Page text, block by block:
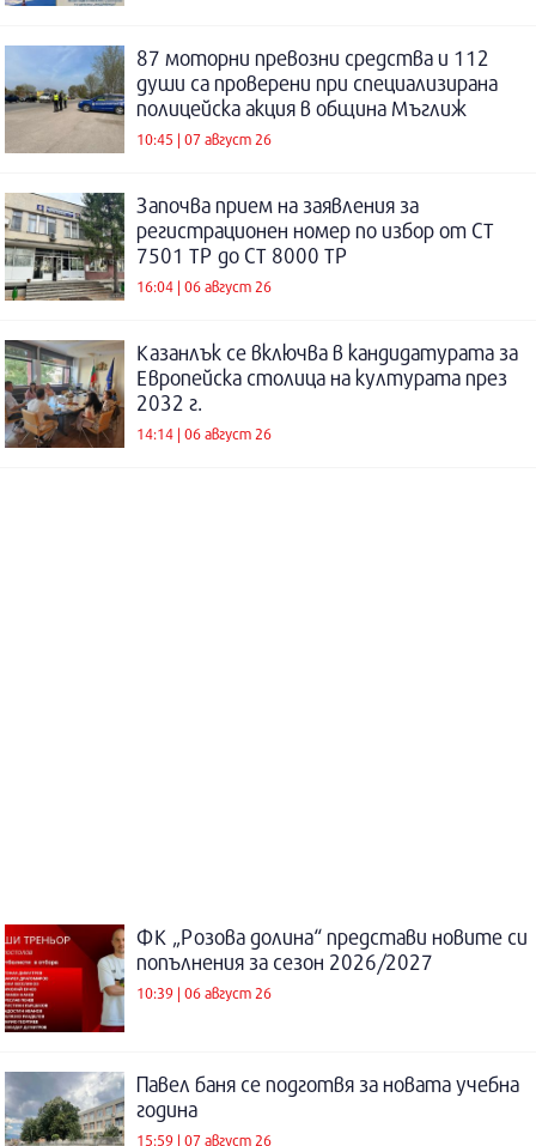
87 моторни превозни средства и 112
души са проверени при специализирана
полицейска акция в община Мъглиж
10:45 | 07 август 26
Започва прием на заявления за
регистрационен номер по избор от СТ
7501 ТР до СТ 8000 ТР
16:04 | 06 август 26
Казанлък се включва в кандидатурата за
Европейска столица на културата през
2032 г.
14:14 | 06 август 26
ФК „Розова долина“ представи новите си
попълнения за сезон 2026/2027
10:39 | 06 август 26
Павел баня се подготвя за новата учебна
година
15:59 | 07 август 26